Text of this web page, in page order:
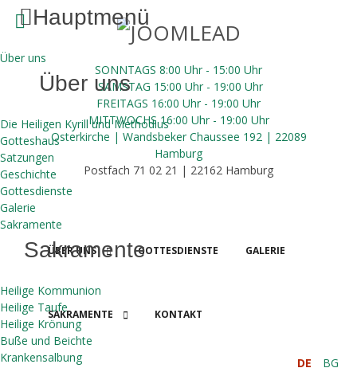
SONNTAGS 8:00 Uhr - 15:00 Uhr
SAMSTAG 15:00 Uhr - 19:00 Uhr
FREITAGS 16:00 Uhr - 19:00 Uhr
MITTWOCHS 16:00 Uhr- 19:00 Uhr
Osterkirche | Wandsbeker Chaussee 192 | 22089
Hamburg
Postfach 71 02 21 | 22162 Hamburg
Hauptmenü
Über uns
Über uns
Die Heiligen Kyrill und Methodius
Gotteshaus
Satzungen
Geschichte
Gottesdienste
Galerie
Sakramente
Sakramente
Heilige Kommunion
Heilige Taufe
Heilige Krönung
Buße und Beichte
Krankensalbung
ÜBER UNS GOTTESDIENSTE GALERIE
SAKRAMENTE KONTAKT
DE BG